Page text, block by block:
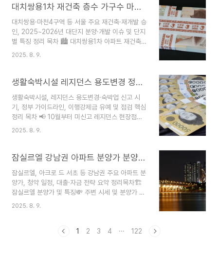
기자금 보증제도란?HUG(주택도시보증공사)가
보증은초기 단계(사업시행인가 이전)의 재건축·재개
발 조합이 사업비(용역비, 운영비, 총회비 등)를 원
활히 마련할 수 있도록 지원하는 상품입니다.보증을
통해 신속한 자금 조달이 가능해 사업 추진 속도를
대치쌍용1차 재건축 층수 가구수 마천4구역 재개발 착공일정 분양정보
대치쌍용·마천4구역 등 서울 주요 재건축·재개발 승
인, 2025~2026년 대단지 분양·개발 이슈 및 단지
별 특징 정리 목차 🏙️ 대치쌍용1차 아파트 재건축
개요 🌄 마천4구역 대단지 개발 🚇 흑석9구역 재개
🏙️ 대치쌍용1차 아파트 재건축 개요서울 강남구의
구 대단지로 재건축됩니다. 1983년 준공, 기존
630가구 → 6개동 999가구(공공임대 132가구) 지
하철 3호선 학여울역 도보권 최신 수변 친화·지역공
공시설, 키즈카페, 돌봄센터, 어린이집 등 커뮤니티
2025. 8. 9.
생활숙박시설 레지던스 용도변경 정부 점검과 신고 방법
생활숙박시설, 레지던스 용도변경·숙박업 신고 시
기, 정부 가이드라인, 이행강제금 유예 및 점검 핵심
정리 목차 📢 10월부터 미신고 레지던스 현장점검
실시 ❓ 왜 지금 반드시 신고·용도변경 해야 하나?
예 혜택 ❗ 주요 Q&A 및 실무 팁 📢 10월부터 미신
터 주거용 생활숙박시설(레지던스) 중숙박업 신고나
용도변경 신청을 하지 않은 곳을 현장 점검합니다.
지금까지 미신고된 레지던스는 약 4만3,000실에
달합니다.다음달(9월)까지 신고·신청을 마치면
2025. 8. 9.
잠실르엘 강남권 아파트 분양가 분양일정 청약홈 청약전략 꿀팁
잠실르엘, 아크로 드 서초 등 강남권 주요 아파트 분
양가, 청약 일정, 대출·자금 전략 요약 정리목차🏗️
잠실르엘 분양가 및 특징💸 주변 시세 및 분양가 비
교🗓️ 청약일정/신청 방법💰 대출·자금 조달 전략🏠
기 잠실르엘의 3.3㎡당 분양가 6,100만원 확정!
2025. 8. 9.
1 2 3 4 ··· 122